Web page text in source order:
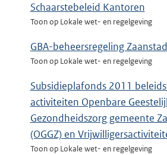
Schaarstebeleid Kantoren
Toon op Lokale wet- en regelgeving
GBA-beheersregeling
Toon op Lokale wet- en regelgeving
Subsidieplafonds 2011
activiteiten Openbare
Gezondheidszorg gemeente
(OGGZ) en
Toon op Lokale wet- en regelgeving